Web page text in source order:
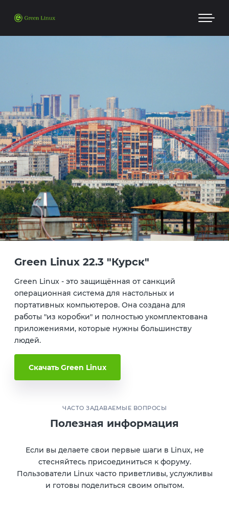
Green Linux 22.3 "Курск"
Green Linux - это защищённая от санкций
операционная система для настольных и
портативных компьютеров. Она создана для
работы "из коробки" и полностью укомплектована
приложениями, которые нужны большинству
людей.
Скачать Green Linux
ЧАСТО ЗАДАВАЕМЫЕ ВОПРОСЫ
Полезная информация
Если вы делаете свои первые шаги в Linux, не
стесняйтесь присоединиться к форуму.
Пользователи Linux часто приветливы, услужливы
и готовы поделиться своим опытом.